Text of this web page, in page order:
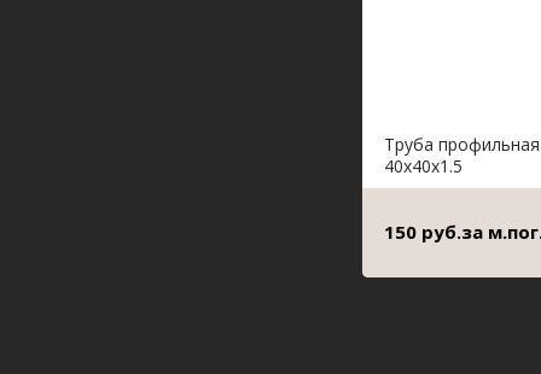
Труба профильная
40х40х1.5
150 руб.за